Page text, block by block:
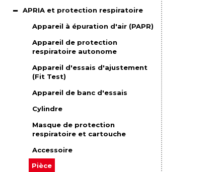
APRIA et protection respiratoire
Appareil à épuration d'air (PAPR)
Appareil de protection
respiratoire autonome
Appareil d'essais d'ajustement
(Fit Test)
Appareil de banc d'essais
Cylindre
Masque de protection
respiratoire et cartouche
Accessoire
Pièce